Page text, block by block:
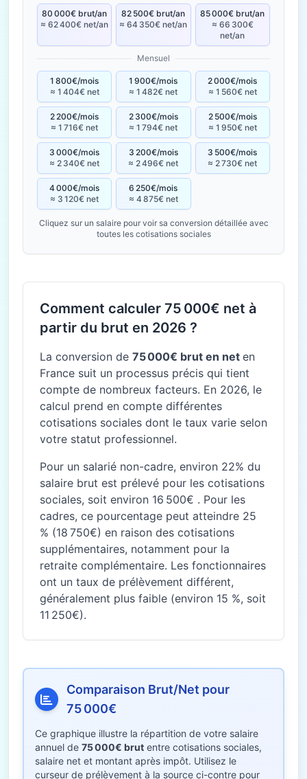
80 000€ brut/an
≈ 62 400€ net/an
82 500€ brut/an
≈ 64 350€ net/an
85 000€ brut/an
≈ 66 300€
net/an
Mensuel
1 800€/mois
≈ 1 404€ net
1 900€/mois
≈ 1 482€ net
2 000€/mois
≈ 1 560€ net
2 200€/mois
≈ 1 716€ net
2 300€/mois
≈ 1 794€ net
2 500€/mois
≈ 1 950€ net
3 000€/mois
≈ 2 340€ net
3 200€/mois
≈ 2 496€ net
3 500€/mois
≈ 2 730€ net
4 000€/mois
≈ 3 120€ net
6 250€/mois
≈ 4 875€ net
Cliquez sur un salaire pour voir sa conversion détaillée avec
toutes les cotisations sociales
Comment calculer 75 000€ net à
partir du brut en 2026 ?
La conversion de 75 000€ brut en net en
France suit un processus précis qui tient
compte de nombreux facteurs. En 2026, le
calcul prend en compte différentes
cotisations sociales dont le taux varie selon
votre statut professionnel.
Pour un salarié non-cadre, environ 22% du
salaire brut est prélevé pour les cotisations
sociales, soit environ 16 500€ . Pour les
cadres, ce pourcentage peut atteindre 25
% (18 750€) en raison des cotisations
supplémentaires, notamment pour la
retraite complémentaire. Les fonctionnaires
ont un taux de prélèvement différent,
généralement plus faible (environ 15 %, soit
11 250€).
Comparaison Brut/Net pour
75 000€
Ce graphique illustre la répartition de votre salaire
annuel de 75 000€ brut entre cotisations sociales,
salaire net et montant après impôt. Utilisez le
curseur de prélèvement à la source ci-contre pour